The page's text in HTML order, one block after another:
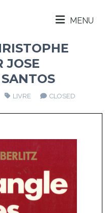
MENU
JOSE
LIVRE CLOSED